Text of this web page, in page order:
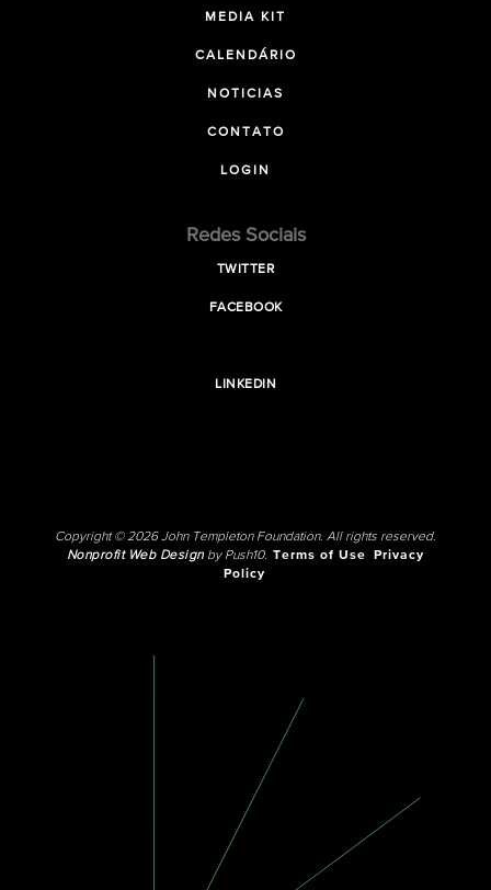
MEDIA KIT
CALENDÁRIO
NOTICIAS
CONTATO
LOGIN
Redes Sociais
TWITTER
FACEBOOK
LINKEDIN
Copyright © 2026 John Templeton Foundation. All rights reserved.
Nonprofit Web Designby Push10. Terms of Use
Privacy
Policy